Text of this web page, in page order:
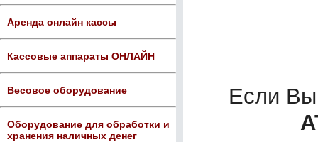
Аренда онлайн кассы
Кассовые аппараты ОНЛАЙН
Весовое оборудование
Оборудование для обработки и
хранения наличных денег
Если